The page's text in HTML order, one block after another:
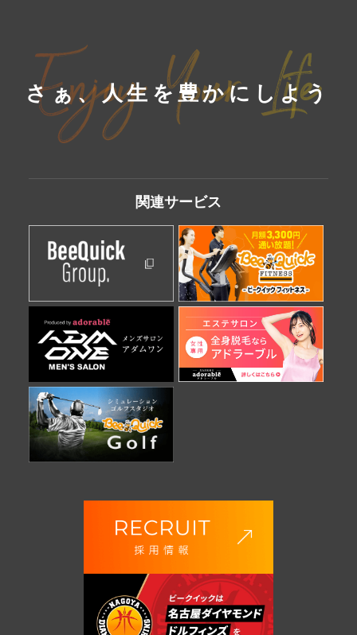
さぁ、人生を豊かにしよう
関連サービス